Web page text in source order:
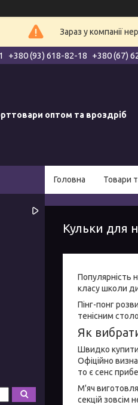
Зараз у компанії
+380 (93) 618-82-18 +380 (67)
оптом та вроздріб
Головна Товари
Кульки для
Популярність
класу школи
Пінг-понг
тенісним
Як
Швидко купити
Офіційно
то є сенс
М'яч
секцій зовсім